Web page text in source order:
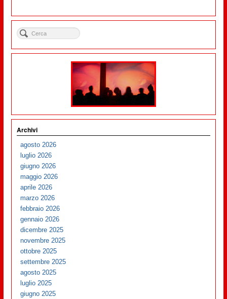
Archivi
agosto 2026
luglio 2026
giugno 2026
maggio 2026
aprile 2026
marzo 2026
febbraio 2026
gennaio 2026
dicembre 2025
novembre 2025
ottobre 2025
settembre 2025
agosto 2025
luglio 2025
giugno 2025